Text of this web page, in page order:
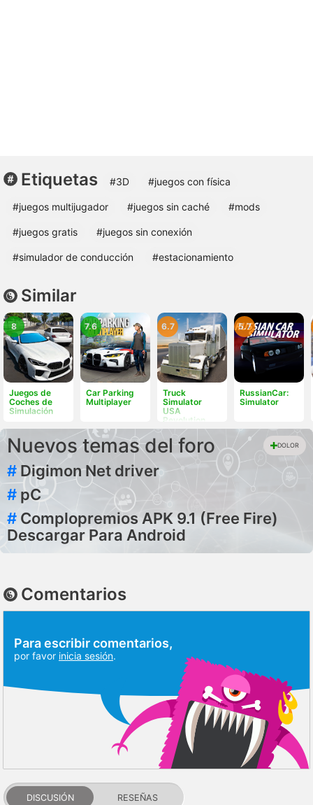
Etiquetas #3D #juegos con física
#juegos multijugador #juegos sin caché #mods
#juegos gratis #juegos sin conexión
#simulador de conducción #estacionamiento
Similar
Juegos de
Coches de
Simulación
8
Car Parking
Multiplayer
7.6
Truck
Simulator
USA
Revolution
6.7
RussianCar:
Simulator
5.7
Nuevos temas del foro DOLOR
# Digimon Net driver
# pC
# Complopremios APK 9.1 (Free Fire)
Descargar Para Android
Comentarios
Para escribir comentarios,
por favor inicia sesión.
DISCUSIÓN RESEÑAS